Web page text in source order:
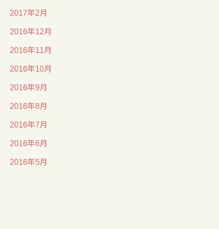
2017年2月
2016年12月
2016年11月
2016年10月
2016年9月
2016年8月
2016年7月
2016年6月
2016年5月